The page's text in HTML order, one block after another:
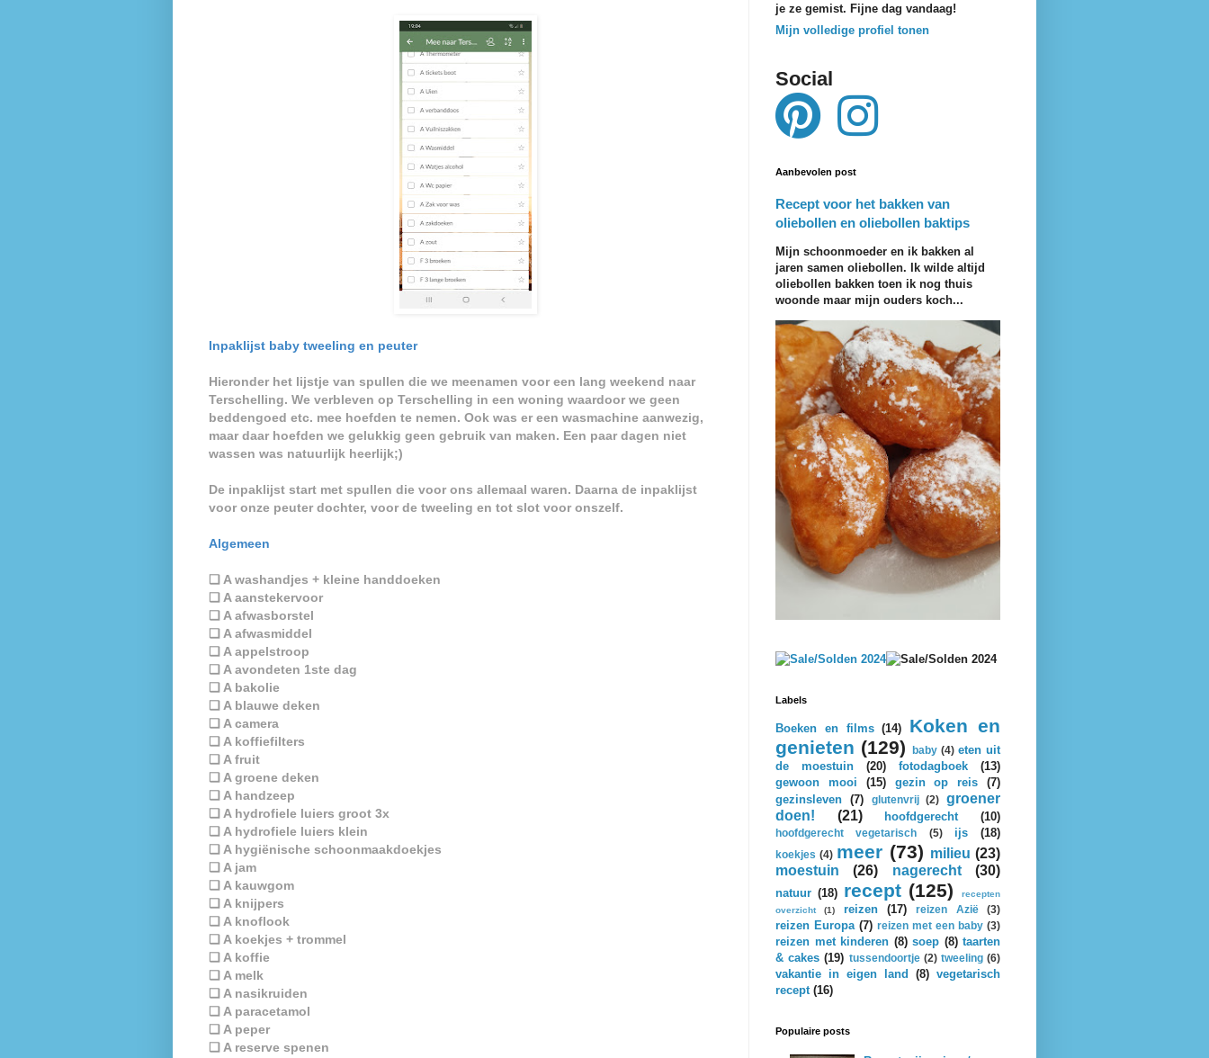
Inpaklijst baby tweeling en peuter
Hieronder het lijstje van spullen die we meenamen voor een lang weekend naar
Terschelling. We verbleven op Terschelling in een woning waardoor we geen
beddengoed etc. mee hoefden te nemen. Ook was er een wasmachine aanwezig,
maar daar hoefden we gelukkig geen gebruik van maken. Een paar dagen niet
wassen was natuurlijk heerlijk;)
De inpaklijst start met spullen die voor ons allemaal waren. Daarna de inpaklijst
voor onze peuter dochter, voor de tweeling en tot slot voor onszelf.
Algemeen
❏ A washandjes + kleine handdoeken
❏ A aanstekervoor
❏ A afwasborstel
❏ A afwasmiddel
❏ A appelstroop
❏ A avondeten 1ste dag
❏ A bakolie
❏ A blauwe deken
❏ A camera
❏ A koffiefilters
❏ A fruit
❏ A groene deken
❏ A handzeep
❏ A hydrofiele luiers groot 3x
❏ A hydrofiele luiers klein
❏ A hygiënische schoonmaakdoekjes
❏ A jam
❏ A kauwgom
❏ A knijpers
❏ A knoflook
❏ A koekjes + trommel
❏ A koffie
❏ A melk
❏ A nasikruiden
❏ A paracetamol
❏ A peper
❏ A reserve spenen
je ze gemist. Fijne dag vandaag!
Mijn volledige profiel tonen
Social
Aanbevolen post
Recept voor het bakken van
oliebollen en oliebollen baktips
Mijn schoonmoeder en ik bakken al
jaren samen oliebollen. Ik wilde altijd
oliebollen bakken toen ik nog thuis
woonde maar mijn ouders koch...
Labels
Boeken en films (14)
Koken en
genieten (129) baby (4) eten uit
de moestuin
(20) fotodagboek
(13)
gewoon mooi
(15) gezin op reis
(7)
gezinsleven (7) glutenvrij (2)
groener
doen!
(21) hoofdgerecht (10)
hoofdgerecht vegetarisch (5) ijs (18)
koekjes (4) meer (73) milieu (23)
moestuin
(26) nagerecht (30)
natuur (18) recept (125)
recepten
overzicht
(1) reizen (17) reizen Azië (3)
reizen Europa (7) reizen met een baby (3)
reizen met kinderen (8) soep (8) taarten
& cakes (19) tussendoortje (2) tweeling (6)
vakantie in eigen land (8) vegetarisch
recept (16)
Populaire posts